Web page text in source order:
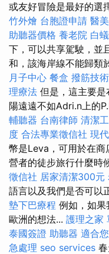
或友好冒險是最好的選
竹外燴 台胞證申請 醫
助聽器價格 養老院 白
下，可以共享駕駛，並
和，該海岸線不能歸類
月子中心 餐盒 撥筋技
理療法 但是，這主要
陽遠遠不如Adri.n上的
輔聽器 台南律師 清潔工
度 合法專業徵信社 現
幣是Leva，可用於在
營者的徒步旅行什麼時
徵信社 居家清潔300元
語言以及我們是否可以
墊下巴療程 例如，如果
歐洲的想法... 護理之家
泰國簽證 助聽器 適合
急處理 seo services